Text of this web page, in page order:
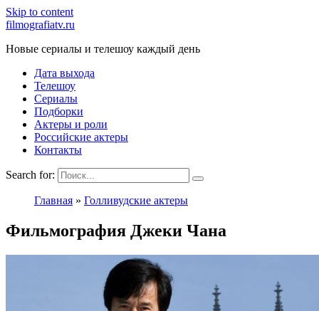
Skip to content
filmografiatv.ru
Новые сериалы и телешоу каждый день
Дата выхода
Телешоу
Сериалы
Подборки
Актеры и роли
Российские актеры
Контакты
Search for:
Главная » Голливудские актеры
Фильмография Джеки Чана